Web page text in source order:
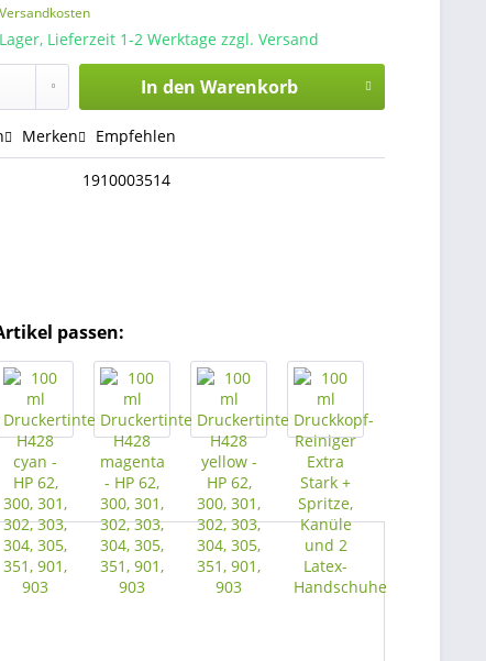
Lieferzeit 1-2 Werktage zzgl. Versand
In den Warenkorb
Merken Empfehlen
1910003514
passen: